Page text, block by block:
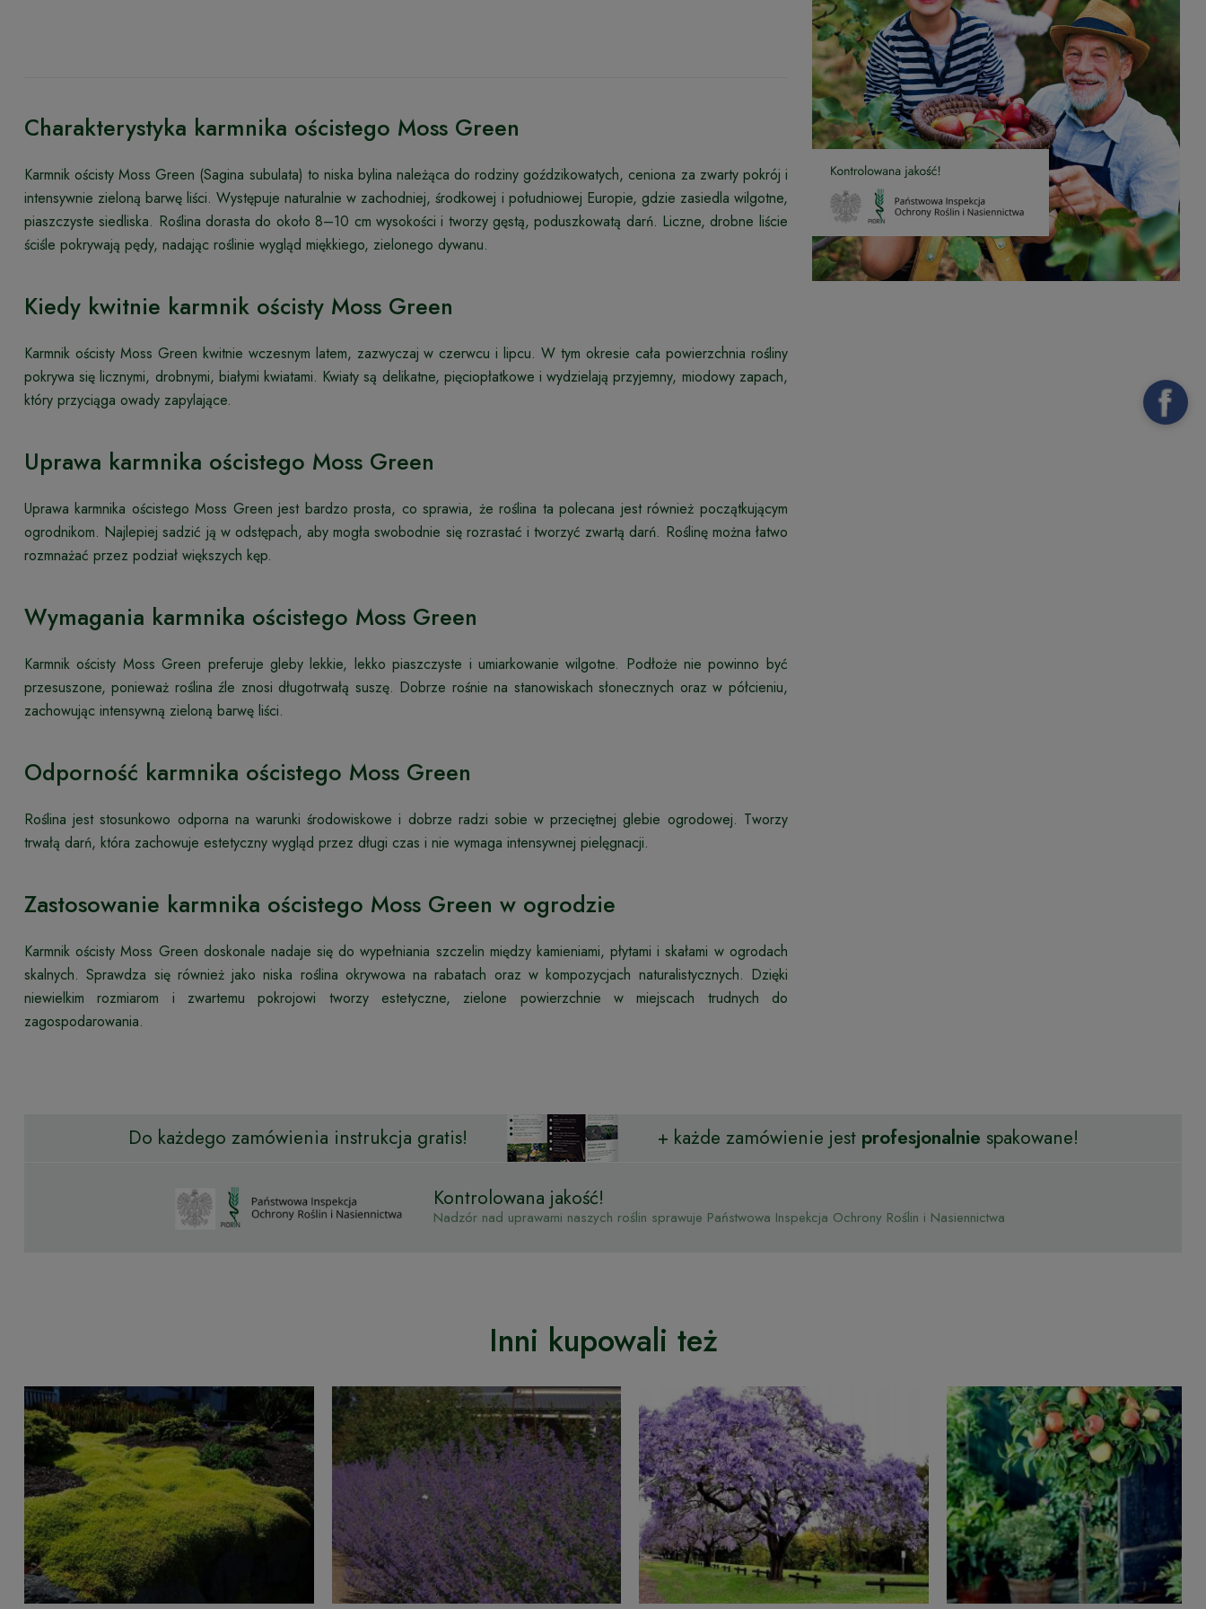
Charakterystyka karmnika ościstego Moss Green
Karmnik ościsty Moss Green (Sagina subulata) to niska bylina należąca do rodziny goździkowatych, ceniona za zwarty pokrój i
intensywnie zieloną barwę liści. Występuje naturalnie w zachodniej, środkowej i południowej Europie, gdzie zasiedla wilgotne,
piaszczyste siedliska. Roślina dorasta do około 8–10 cm wysokości i tworzy gęstą, poduszkowatą darń. Liczne, drobne liście
ściśle pokrywają pędy, nadając roślinie wygląd miękkiego, zielonego dywanu.
Kiedy kwitnie karmnik ościsty Moss Green
Karmnik ościsty Moss Green kwitnie wczesnym latem, zazwyczaj w czerwcu i lipcu. W tym okresie cała powierzchnia rośliny
pokrywa się licznymi, drobnymi, białymi kwiatami. Kwiaty są delikatne, pięciopłatkowe i wydzielają przyjemny, miodowy zapach,
który przyciąga owady zapylające.
Uprawa karmnika ościstego Moss Green
Uprawa karmnika ościstego Moss Green jest bardzo prosta, co sprawia, że roślina ta polecana jest również początkującym
ogrodnikom. Najlepiej sadzić ją w odstępach, aby mogła swobodnie się rozrastać i tworzyć zwartą darń. Roślinę można łatwo
rozmnażać przez podział większych kęp.
Wymagania karmnika ościstego Moss Green
Karmnik ościsty Moss Green preferuje gleby lekkie, lekko piaszczyste i umiarkowanie wilgotne. Podłoże nie powinno być
przesuszone, ponieważ roślina źle znosi długotrwałą suszę. Dobrze rośnie na stanowiskach słonecznych oraz w półcieniu,
zachowując intensywną zieloną barwę liści.
Odporność karmnika ościstego Moss Green
Roślina jest stosunkowo odporna na warunki środowiskowe i dobrze radzi sobie w przeciętnej glebie ogrodowej. Tworzy
trwałą darń, która zachowuje estetyczny wygląd przez długi czas i nie wymaga intensywnej pielęgnacji.
Zastosowanie karmnika ościstego Moss Green w ogrodzie
Karmnik ościsty Moss Green doskonale nadaje się do wypełniania szczelin między kamieniami, płytami i skałami w ogrodach
skalnych. Sprawdza się również jako niska roślina okrywowa na rabatach oraz w kompozycjach naturalistycznych. Dzięki
niewielkim rozmiarom i zwartemu pokrojowi tworzy estetyczne, zielone powierzchnie w miejscach trudnych do
zagospodarowania.
Do każdego zamówienia instrukcja gratis! + każde zamówienie jest profesjonalnie spakowane!
Kontrolowana jakość!
Nadzór nad uprawami naszych roślin sprawuje Państwowa Inspekcja Ochrony Roślin i Nasiennictwa
Inni kupowali też